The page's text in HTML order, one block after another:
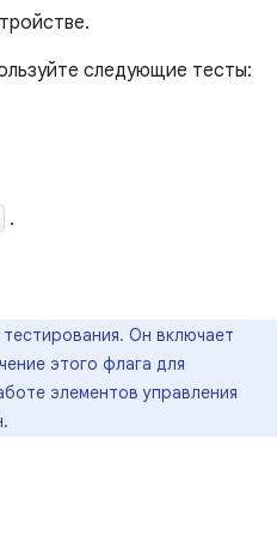
следующие тесты:
.
тестирования. Он включает
этого флага для
элементов управления